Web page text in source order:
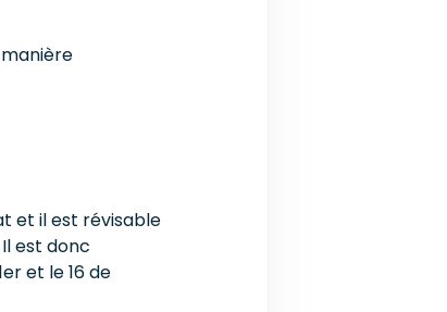
et il est révisable
est donc
et le 16 de